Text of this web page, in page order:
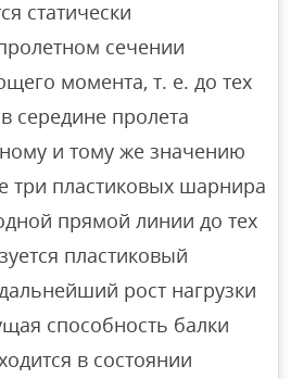
статически
сечении
момента, т. е. до тех
середине пролета
и тому же значению
три пластиковых шарнира
прямой линии до тех
пластиковый
рост нагрузки
способность балки
в состоянии